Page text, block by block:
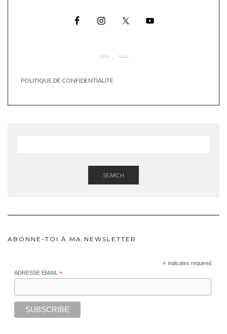
POLITIQUE DE CONFIDENTIALITÉ
SEARCH
ABONNE-TOI À MA NEWSLETTER
*indicates required
ADRESSE EMAIL *